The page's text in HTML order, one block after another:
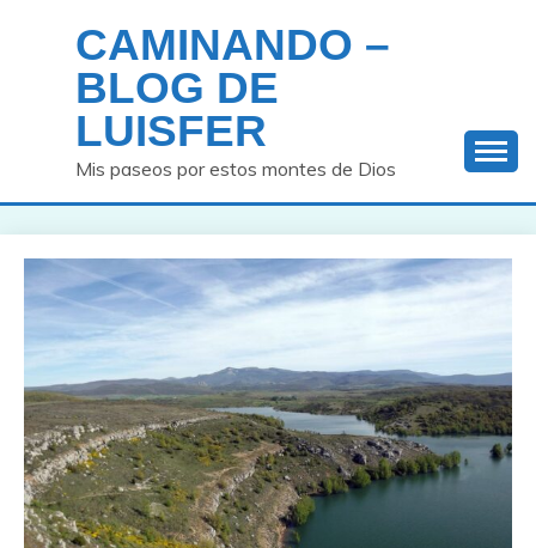
contenido
CAMINANDO –
BLOG DE
LUISFER
Mis paseos por estos montes de Dios